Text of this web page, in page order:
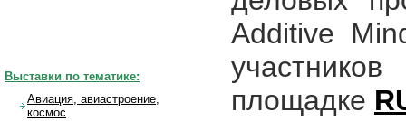
Additive
площадке
Выставки по тематике:
Авиация, авиастроение,
космос